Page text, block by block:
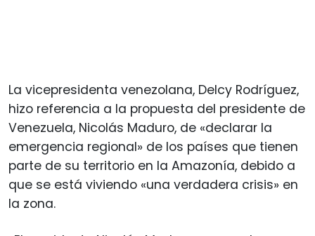
La vicepresidenta venezolana, Delcy Rodríguez,
hizo referencia a la propuesta del presidente de
Venezuela, Nicolás Maduro, de «declarar la
emergencia regional» de los países que tienen
parte de su territorio en la Amazonía, debido a
que se está viviendo «una verdadera crisis» en
la zona.